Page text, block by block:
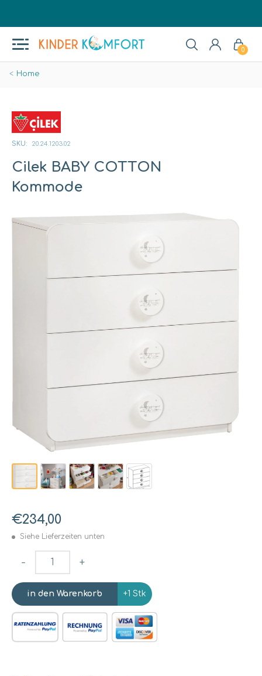
0
Home
Cilek BABY COTTON
Kommode
SKU: 20.24.1203.02
€234,00
Siehe Lieferzeiten unten
- +
+1 Stk